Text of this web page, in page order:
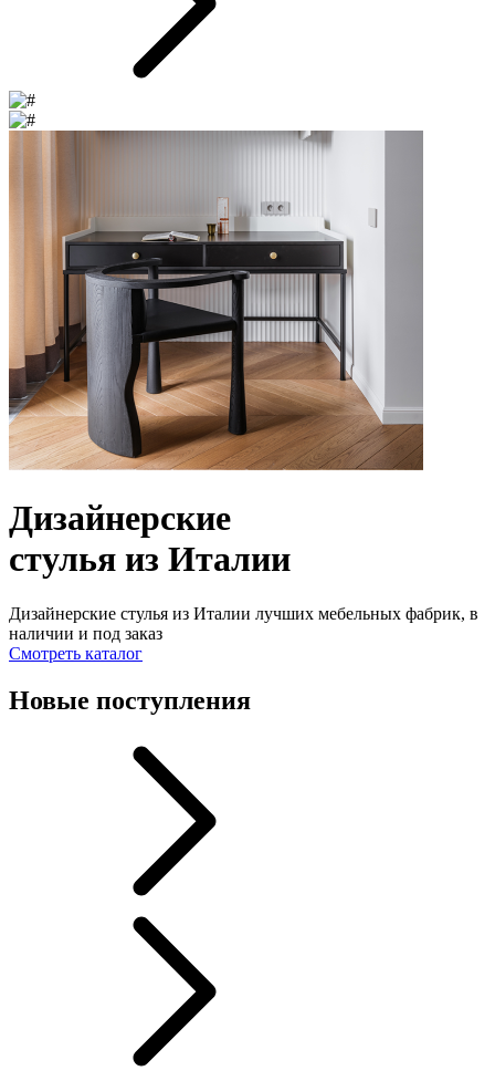
Дизайнерские
стулья из Италии
Дизайнерские стулья из Италии лучших мебельных фабрик, в
наличии и под заказ
Смотреть каталог
Новые поступления